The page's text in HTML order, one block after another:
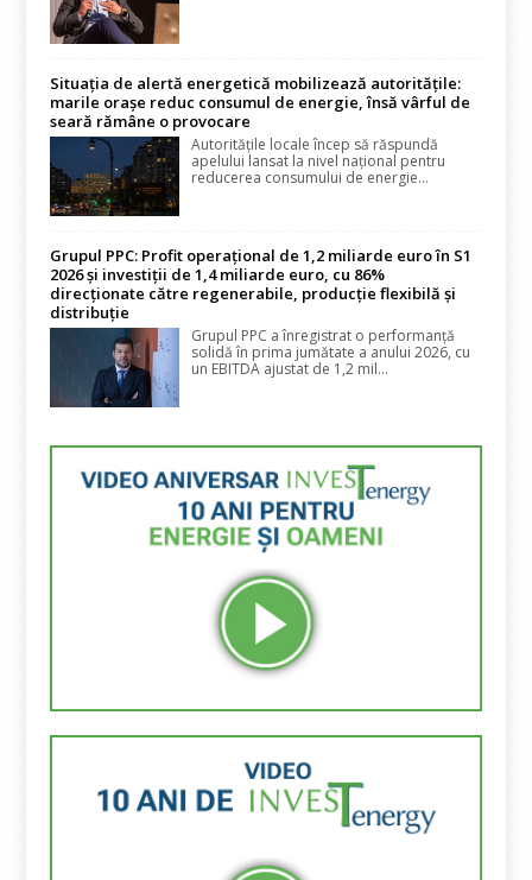
Situația de alertă energetică mobilizează autoritățile:
marile orașe reduc consumul de energie, însă vârful de
seară rămâne o provocare
Autoritățile locale încep să răspundă
apelului lansat la nivel național pentru
reducerea consumului de energie...
Grupul PPC: Profit operațional de 1,2 miliarde euro în S1
2026 și investiții de 1,4 miliarde euro, cu 86%
direcționate către regenerabile, producție flexibilă și
distribuție
Grupul PPC a înregistrat o performanță
solidă în prima jumătate a anului 2026, cu
un EBITDA ajustat de 1,2 mil...